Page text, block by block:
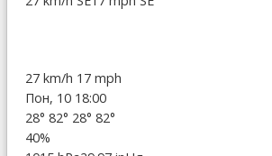
27 km/h 17 mph
Пон, 10 18:00
28° 82° 28° 82°
40%